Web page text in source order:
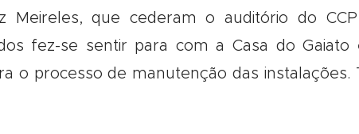
Meireles, que cederam o auditório do
fez-se sentir para com a Casa do Gaiato
o processo de manutenção das